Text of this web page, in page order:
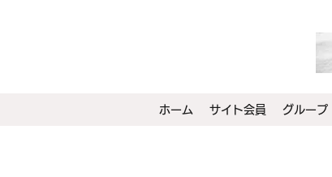
ホーム サイト会員 グループ